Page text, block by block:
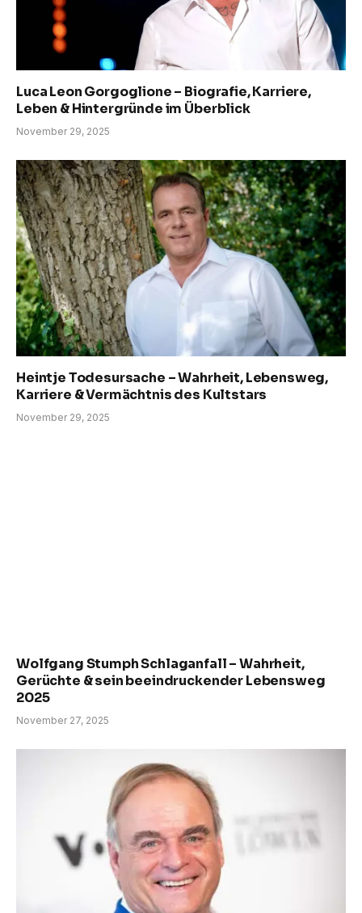
Luca Leon Gorgoglione – Biografie, Karriere,
Leben & Hintergründe im Überblick
November 29, 2025
Heintje Todesursache – Wahrheit, Lebensweg,
Karriere & Vermächtnis des Kultstars
November 29, 2025
Wolfgang Stumph Schlaganfall – Wahrheit,
Gerüchte & sein beeindruckender Lebensweg
2025
November 27, 2025